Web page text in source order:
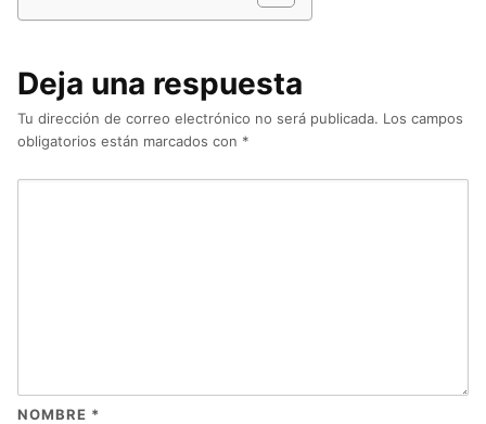
Deja una respuesta
Tu dirección de correo electrónico no será publicada. Los campos
obligatorios están marcados con *
NOMBRE *